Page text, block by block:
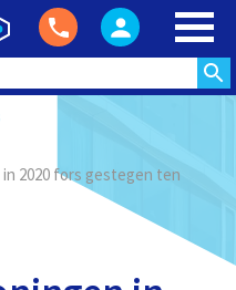
2020 fors gestegen ten